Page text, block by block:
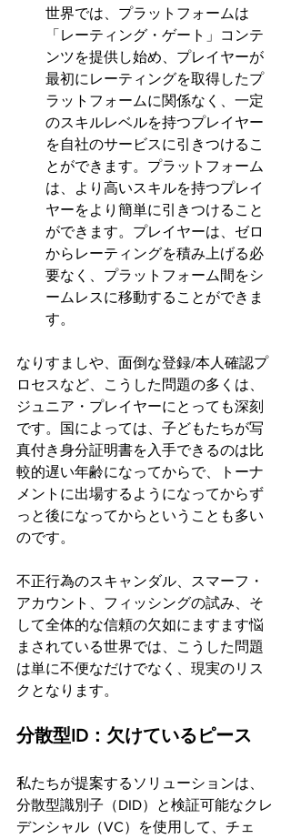
世界では、プラットフォームは
「レーティング・ゲート」コンテ
ンツを提供し始め、プレイヤーが
最初にレーティングを取得したプ
ラットフォームに関係なく、一定
のスキルレベルを持つプレイヤー
を自社のサービスに引きつけるこ
とができます。プラットフォーム
は、より高いスキルを持つプレイ
ヤーをより簡単に引きつけること
ができます。プレイヤーは、ゼロ
からレーティングを積み上げる必
要なく、プラットフォーム間をシ
ームレスに移動することができま
す。
なりすましや、面倒な登録/本人確認プ
ロセスなど、こうした問題の多くは、
ジュニア・プレイヤーにとっても深刻
です。国によっては、子どもたちが写
真付き身分証明書を入手できるのは比
較的遅い年齢になってからで、トーナ
メントに出場するようになってからず
っと後になってからということも多い
のです。
不正行為のスキャンダル、スマーフ・
アカウント、フィッシングの試み、そ
して全体的な信頼の欠如にますます悩
まされている世界では、こうした問題
は単に不便なだけでなく、現実のリス
クとなります。
分散型ID：欠けているピース
私たちが提案するソリューションは、
分散型識別子（DID）と検証可能なクレ
デンシャル（VC）を使用して、チェ